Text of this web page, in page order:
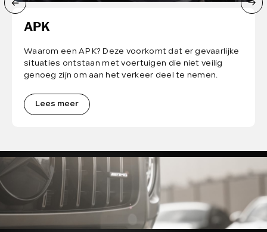
APK
Waarom een APK? Deze voorkomt dat er gevaarlijke
situaties ontstaan met voertuigen die niet veilig
genoeg zijn om aan het verkeer deel te nemen.
Lees meer